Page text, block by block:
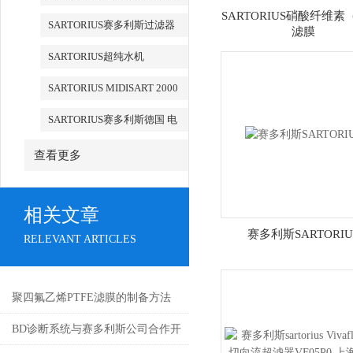
SARTORIUS赛多利斯过滤器
SARTORIUS超纯水机
SARTORIUS MIDISART 2000
SARTORIUS赛多利斯德国 电
查看更多
相关文章
RELEVANT ARTICLES
聚四氟乙烯PTFE滤膜的制备方法
及其应用
BD诊断系统与赛多利斯公司合作开
SARTORIUS硝酸纤维素
滤膜
赛多利斯